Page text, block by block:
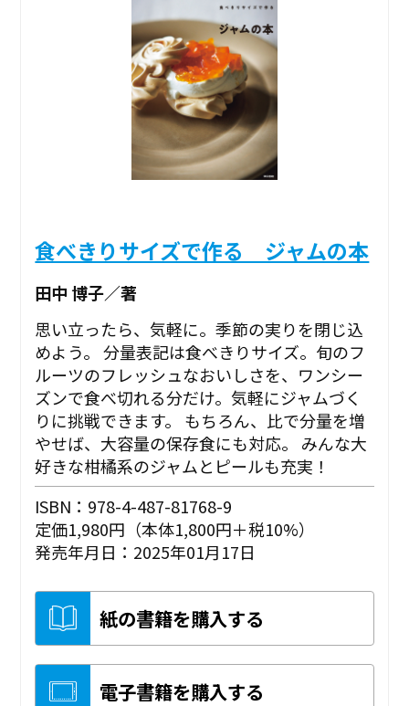
食べきりサイズで作る ジャムの本
田中 博子／著
思い立ったら、気軽に。季節の実りを閉じ込
めよう。 分量表記は食べきりサイズ。旬のフ
ルーツのフレッシュなおいしさを、ワンシー
ズンで食べ切れる分だけ。気軽にジャムづく
りに挑戦できます。 もちろん、比で分量を増
やせば、大容量の保存食にも対応。 みんな大
好きな柑橘系のジャムとピールも充実！
ISBN：978-4-487-81768-9
定価1,980円（本体1,800円＋税10%）
発売年月日：2025年01月17日
紙の書籍を購入する
電子書籍を購入する